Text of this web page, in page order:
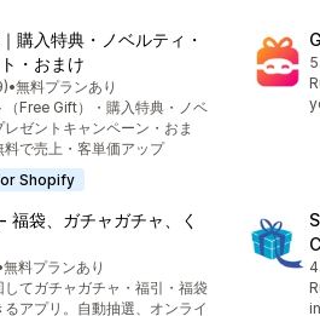
購入特典・ノベルティ・
・おまけ
ー数：209件
•無料プランあり
（Free Gift）・購入特典・ノベ
レゼントキャンペーン・おま
料で売上・客単価アップ
Shopify
福袋、ガチャガチャ、く
数：19件
無料プランあり
してガチャガチャ・福引・福袋
るアプリ。自動抽選、オンライ